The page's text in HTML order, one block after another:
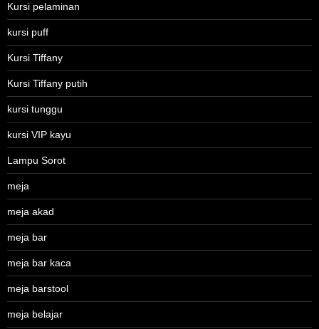
Kursi pelaminan
kursi puff
Kursi Tiffany
Kursi Tiffany putih
kursi tunggu
kursi VIP kayu
Lampu Sorot
meja
meja akad
meja bar
meja bar kaca
meja barstool
meja belajar